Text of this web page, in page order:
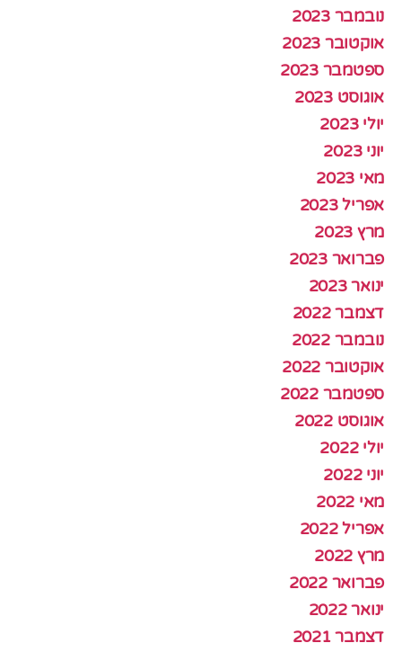
נובמבר 2023
אוקטובר 2023
ספטמבר 2023
אוגוסט 2023
יולי 2023
יוני 2023
מאי 2023
אפריל 2023
מרץ 2023
פברואר 2023
ינואר 2023
דצמבר 2022
נובמבר 2022
אוקטובר 2022
ספטמבר 2022
אוגוסט 2022
יולי 2022
יוני 2022
מאי 2022
אפריל 2022
מרץ 2022
פברואר 2022
ינואר 2022
דצמבר 2021